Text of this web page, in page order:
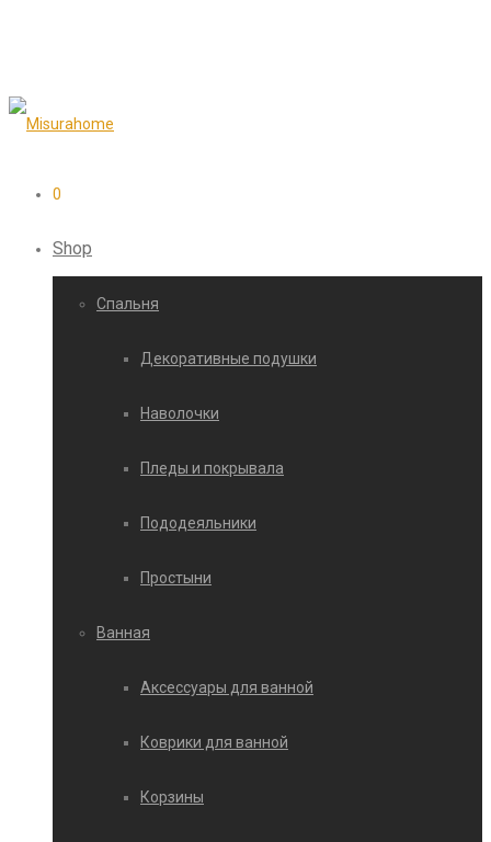
0
Shop
Cпальня
Декоративные подушки
Наволочки
Пледы и покрывала
Пододеяльники
Простыни
Ванная
Аксессуары для ванной
Коврики для ванной
Корзины